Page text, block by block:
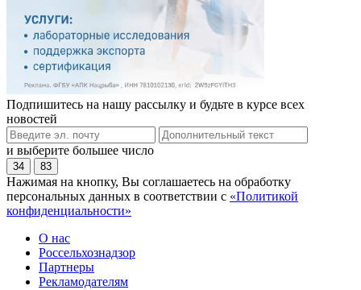
Подпишитесь на нашу рассылку и будьте в курсе всех
новостей
и выберите большее число
34 83
Нажимая на кнопку, Вы соглашаетесь на обработку
персональных данных в соответствии с «Политикой
конфиденциальности»
О нас
Россельхознадзор
Партнеры
Рекламодателям